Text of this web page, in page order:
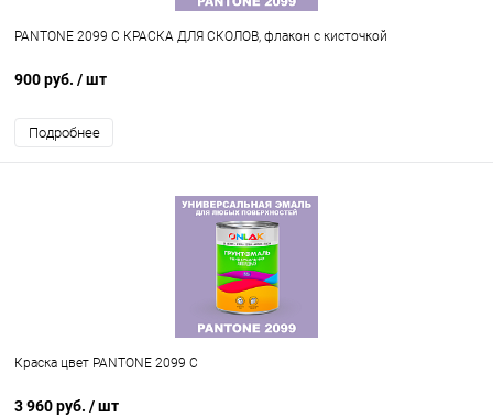
PANTONE 2099 C КРАСКА ДЛЯ СКОЛОВ, флакон с кисточкой
900 руб. / шт
Подробнее
Краска цвет PANTONE 2099 C
3 960 руб. / шт